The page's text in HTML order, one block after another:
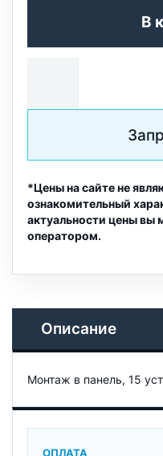
В
*Цены на сайте не
ознакомительный
актуальности цены вы
оператором.
Описание
Монтаж в панель, 15
ОПЛАТА